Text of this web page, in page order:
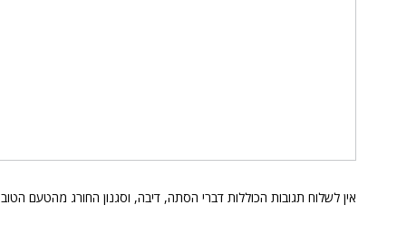
אין לשלוח תגובות הכוללות דברי הסתה, דיבה, וסגנון החורג מהטעם הטוב